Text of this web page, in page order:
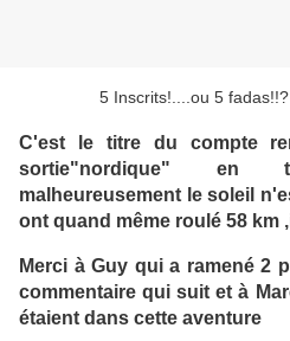
5 Inscrits!....ou 5 fadas!!?
C'est le titre du compte
sortie"nordique" en
malheureusement le soleil
ont quand même roulé 58 km
Merci à Guy qui a ramené 2
commentaire qui suit et à
étaient dans cette aventure